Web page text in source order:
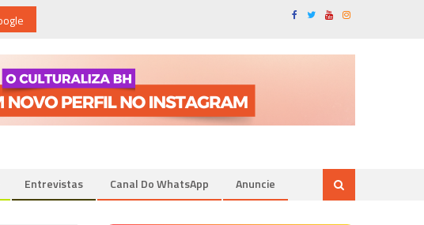
Entrevistas Canal Do WhatsApp Anuncie